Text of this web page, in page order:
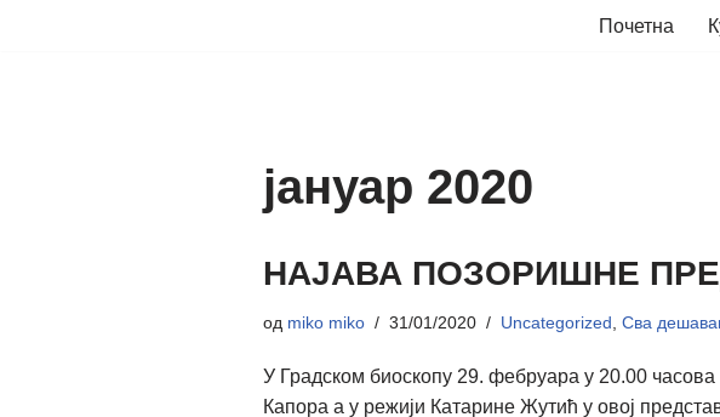
Почетна
јануар 2020
НАЈАВА ПОЗОРИШНЕ
од miko miko 31/01/2020 Uncategorized Сва
У Градском биоскопу 29. фебруара у 20.00
Капора а у режији Катарине Жутић у овој